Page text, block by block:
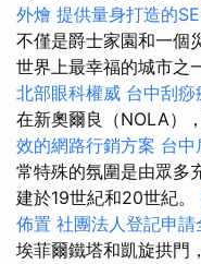
外燴 提供量身打造的
不僅是爵士家園和一個
世界上最幸福的城市之
北部眼科權威 台中刮
在新奧爾良（NOLA）
效的網路行銷方案 台中
常特殊的氛圍是由眾多
建於19世紀和20世紀。
佈置 社團法人登記申請
埃菲爾鐵塔和凱旋拱門